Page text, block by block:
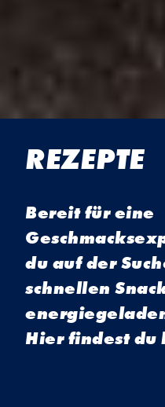
REZEPTE
Bereit für eine
du auf der
schnellen
Hier findest du